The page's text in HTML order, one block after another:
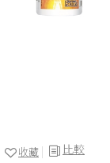
比較
收藏